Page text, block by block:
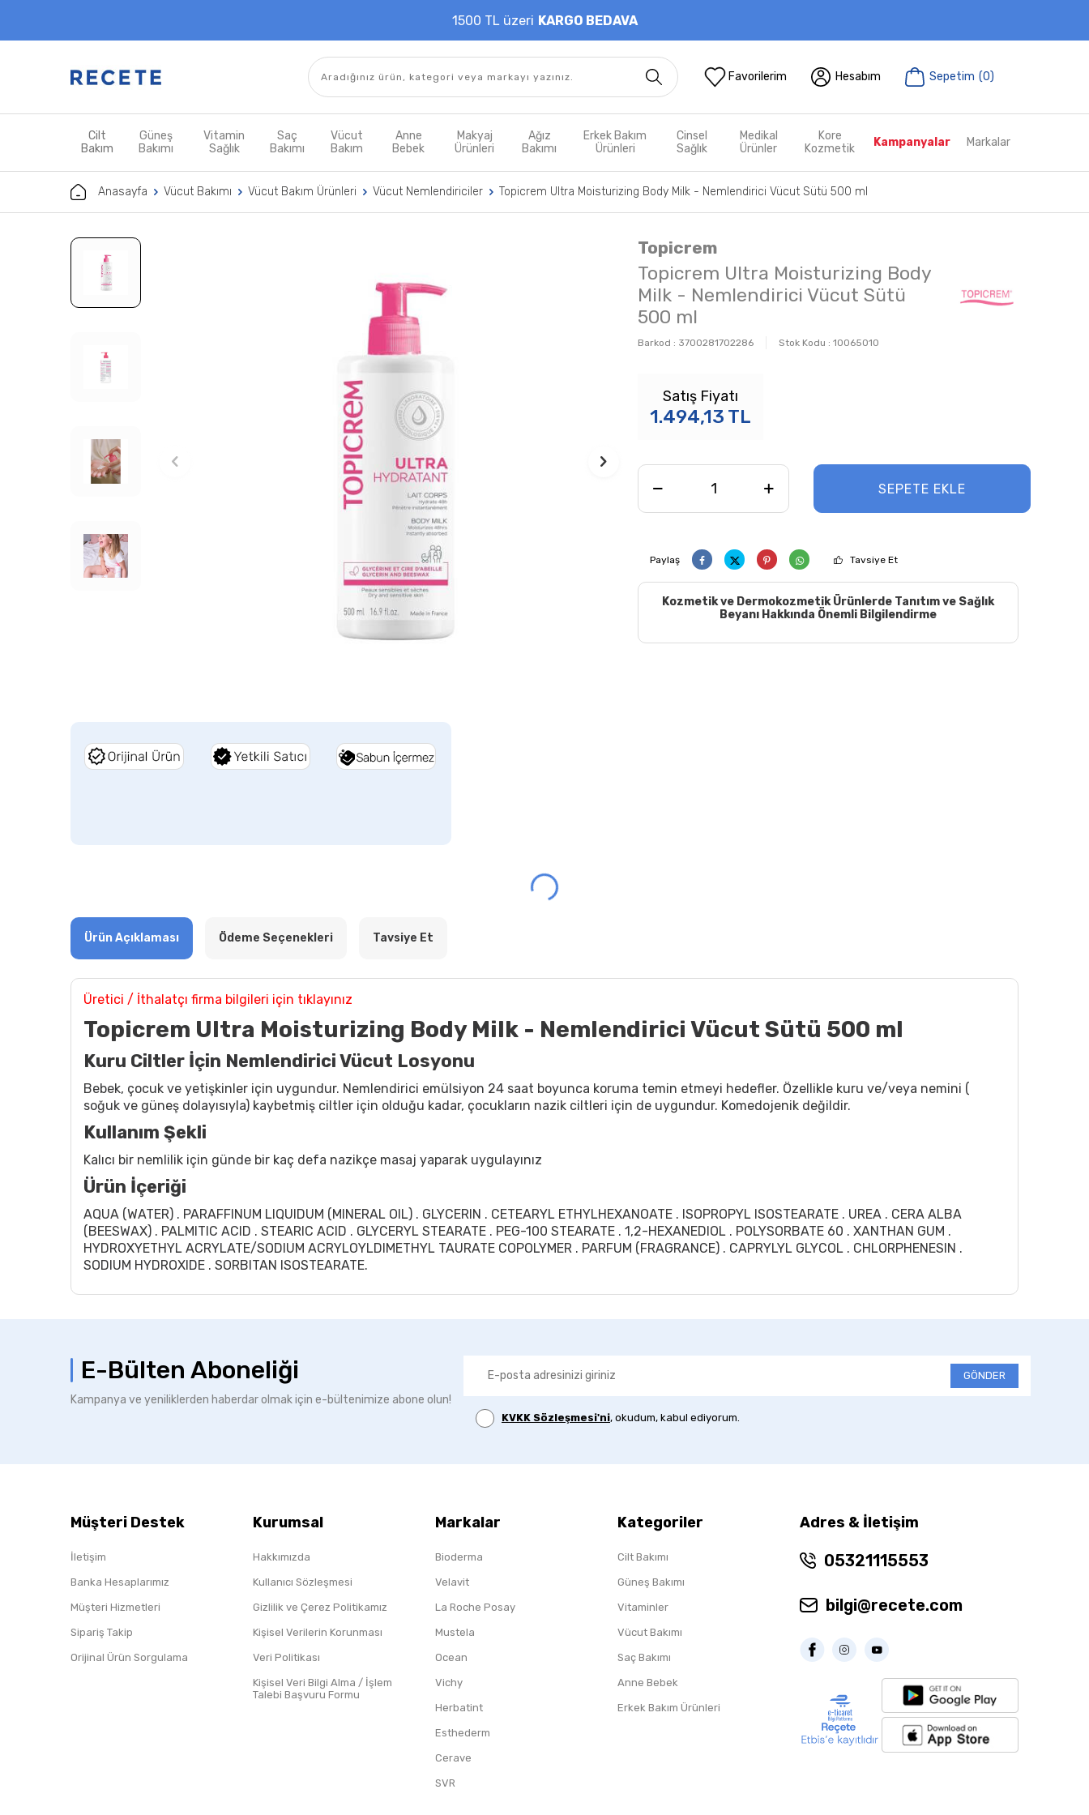
1500 TL üzeri KARGO BEDAVA
Favorilerim Hesabım Sepetim (0)
Cilt
Bakım
Güneş
Bakımı
Vitamin
Sağlık
Saç
Bakımı
Vücut
Bakım
Anne
Bebek
Makyaj
Ürünleri
Ağız
Bakımı
Erkek Bakım
Ürünleri
Cinsel
Sağlık
Medikal
Ürünler
Kore
Kozmetik
Kampanyalar Markalar
Anasayfa Vücut Bakımı Vücut Bakım Ürünleri Vücut Nemlendiriciler Topicrem Ultra Moisturizing Body Milk - Nemlendirici Vücut Sütü 500 ml
Topicrem
Topicrem Ultra Moisturizing Body
Milk - Nemlendirici Vücut Sütü
500 ml
Barkod : 3700281702286 Stok Kodu : 10065010
Satış Fiyatı
1.494,13 TL
SEPETE EKLE
Paylaş Tavsiye Et
Kozmetik ve Dermokozmetik Ürünlerde Tanıtım ve Sağlık
Beyanı Hakkında Önemli Bilgilendirme
Ürün Açıklaması Ödeme Seçenekleri Tavsiye Et
Üretici / İthalatçı firma bilgileri için tıklayınız
Topicrem Ultra Moisturizing Body Milk - Nemlendirici Vücut Sütü 500 ml
Kuru Ciltler İçin Nemlendirici Vücut Losyonu
Bebek, çocuk ve yetişkinler için uygundur. Nemlendirici emülsiyon 24 saat boyunca koruma temin etmeyi hedefler. Özellikle kuru ve/veya nemini (
soğuk ve güneş dolayısıyla) kaybetmiş ciltler için olduğu kadar, çocukların nazik ciltleri için de uygundur. Komedojenik değildir.
Kullanım Şekli
Kalıcı bir nemlilik için günde bir kaç defa nazikçe masaj yaparak uygulayınız
Ürün İçeriği
AQUA (WATER) . PARAFFINUM LIQUIDUM (MINERAL OIL) . GLYCERIN . CETEARYL ETHYLHEXANOATE . ISOPROPYL ISOSTEARATE . UREA . CERA ALBA
(BEESWAX) . PALMITIC ACID . STEARIC ACID . GLYCERYL STEARATE . PEG-100 STEARATE . 1,2-HEXANEDIOL . POLYSORBATE 60 . XANTHAN GUM .
HYDROXYETHYL ACRYLATE/SODIUM ACRYLOYLDIMETHYL TAURATE COPOLYMER . PARFUM (FRAGRANCE) . CAPRYLYL GLYCOL . CHLORPHENESIN .
SODIUM HYDROXIDE . SORBITAN ISOSTEARATE.
E-Bülten Aboneliği
Kampanya ve yeniliklerden haberdar olmak için e-bültenimize abone olun!
GÖNDER
KVKK Sözleşmesi'ni, okudum, kabul ediyorum.
Müşteri Destek
İletişim
Banka Hesaplarımız
Müşteri Hizmetleri
Sipariş Takip
Orijinal Ürün Sorgulama
Kurumsal
Hakkımızda
Kullanıcı Sözleşmesi
Gizlilik ve Çerez Politikamız
Kişisel Verilerin Korunması
Veri Politikası
Kişisel Veri Bilgi Alma / İşlem
Talebi Başvuru Formu
Markalar
Bioderma
Velavit
La Roche Posay
Mustela
Ocean
Vichy
Herbatint
Esthederm
Cerave
SVR
Kategoriler
Cilt Bakımı
Güneş Bakımı
Vitaminler
Vücut Bakımı
Saç Bakımı
Anne Bebek
Erkek Bakım Ürünleri
Adres & İletişim
05321115553
bilgi@recete.com